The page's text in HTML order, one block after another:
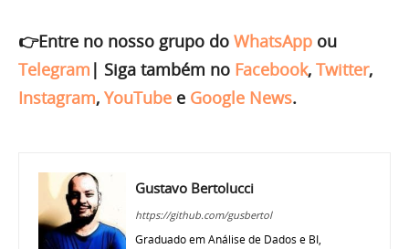
👉Entre no nosso grupo do WhatsApp ou
Telegram | Siga também no Facebook, Twitter,
Instagram, YouTube e Google News.
Gustavo Bertolucci
https://github.com/gusbertol
Graduado em Análise de Dados e BI,